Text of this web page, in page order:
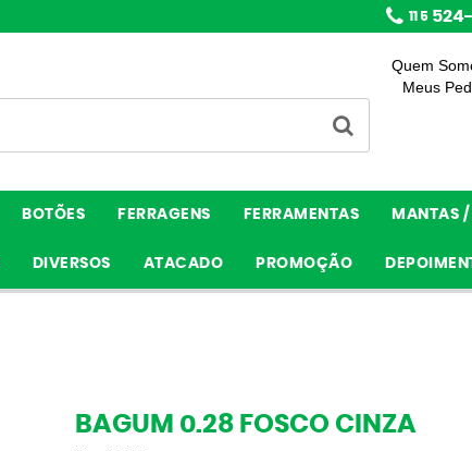
11 5
Quem
Meus
BOTÕES FERRAGENS FERRAMENTAS MANTAS /
DIVERSOS ATACADO PROMOÇÃO
BAGUM 0.28 FOSCO CINZA